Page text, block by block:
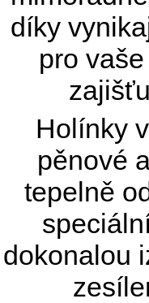
díky
pro
Holínky
pěnové
tepelně
dokonalou